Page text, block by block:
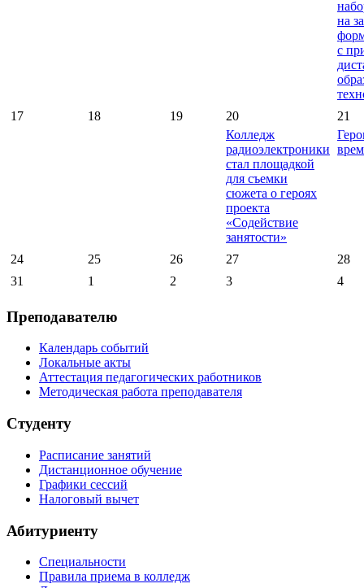
на
с
17
18 19
20
Колледж
радиоэлектроники
стал площадкой
для съемки
сюжета о героях
проекта
«Содействие
занятости»
21
24 25 26 27
28
31
1 2 3 4
Преподавателю
Календарь событий
Локальные акты
Аттестация педагогических работников
Методическая работа преподавателя
Студенту
Расписание занятий
Дистанционное обучение
Графики сессий
Налоговый вычет
Абитуриенту
Специальности
Правила приема в колледж